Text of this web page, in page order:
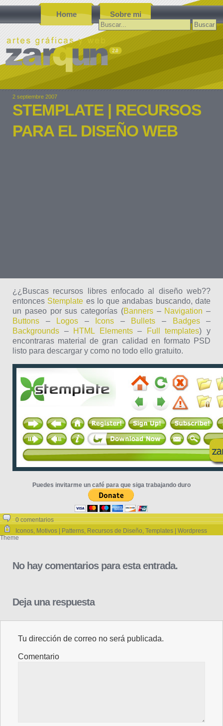
Home Sobre mi
Buscar:
2 septiembre 2007
STEMPLATE | RECURSOS
PARA EL DISEÑO WEB
¿¿Buscas recursos libres enfocado al diseño web??
entonces Stemplate es lo que andabas buscando, date
un paseo por sus categorías (Banners– Navigation –
Buttons – Logos – Icons – Bullets – Badges–
Backgrounds – HTML Elements– Full templates) y
encontraras material de gran calidad en formato PSD
listo para descargar y como no todo ello gratuito.
Puedes invitarme un café para que siga trabajando duro
0 comentarios
Iconos, Motivos | Patterns, Recursos de Diseño, Templates | Wordpress
Theme
No hay comentarios para esta entrada.
Deja una respuesta
Tu dirección de correo no será publicada.
Comentario